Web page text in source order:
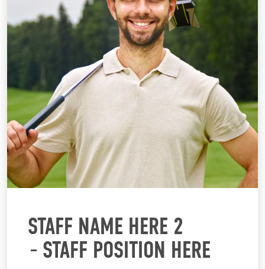
STAFF NAME HERE 2
STAFF POSITION HERE